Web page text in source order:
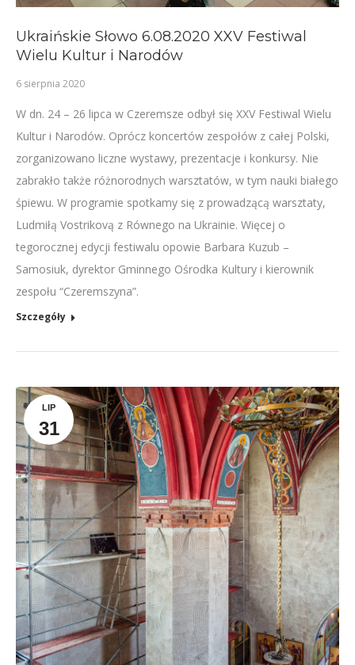
Ukraińskie Słowo 6.08.2020 XXV Festiwal
Wielu Kultur i Narodów
6 sierpnia 2020
W dn. 24 – 26 lipca w Czeremsze odbył się XXV Festiwal Wielu
Kultur i Narodów. Oprócz koncertów zespołów z całej Polski,
zorganizowano liczne wystawy, prezentacje i konkursy. Nie
zabrakło także różnorodnych warsztatów, w tym nauki białego
śpiewu. W programie spotkamy się z prowadzącą warsztaty,
Ludmiłą Vostrikovą z Równego na Ukrainie. Więcej o
tegorocznej edycji festiwalu opowie Barbara Kuzub –
Samosiuk, dyrektor Gminnego Ośrodka Kultury i kierownik
zespołu “Czeremszyna”.
Szczegóły
LIP
31